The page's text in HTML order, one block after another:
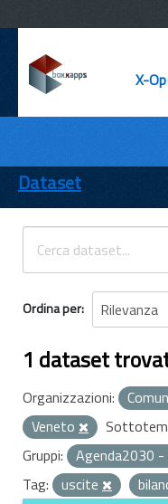
X-
ENTI
TEMI
INFORMAZIONI
Dataset
Ordina per
1 dataset
Organizzazioni:
Veneto
Gruppi:
Agenda2030
Tag:
uscite